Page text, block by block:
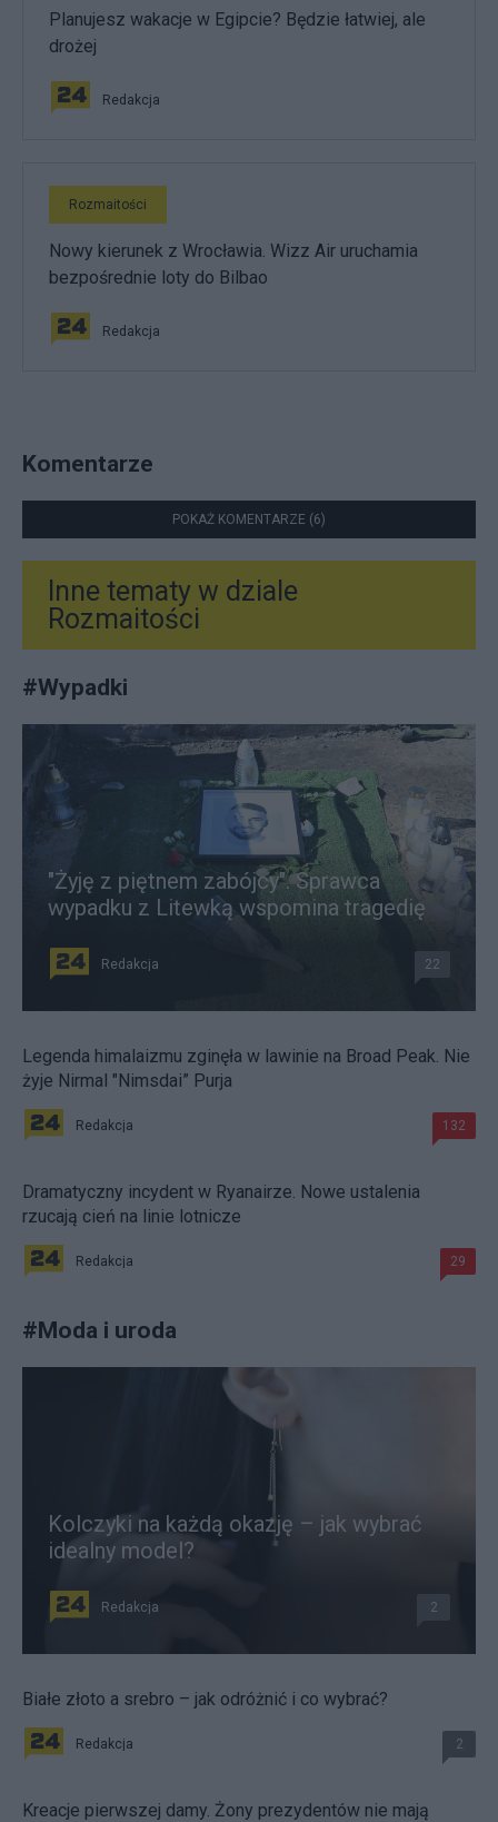
Planujesz wakacje w Egipcie? Będzie łatwiej, ale
drożej
Redakcja
Rozmaitości
Nowy kierunek z Wrocławia. Wizz Air uruchamia
bezpośrednie loty do Bilbao
Redakcja
Komentarze
POKAŻ KOMENTARZE (6)
Inne tematy w dziale
Rozmaitości
#Wypadki
"Żyję z piętnem zabójcy". Sprawca
wypadku z Litewką wspomina tragedię
Redakcja 22
Legenda himalaizmu zginęła w lawinie na Broad Peak. Nie
żyje Nirmal "Nimsdai” Purja
Redakcja 132
Dramatyczny incydent w Ryanairze. Nowe ustalenia
rzucają cień na linie lotnicze
Redakcja 29
#Moda i uroda
Kolczyki na każdą okazję – jak wybrać
idealny model?
Redakcja 2
Białe złoto a srebro – jak odróżnić i co wybrać?
Redakcja 2
Kreacje pierwszej damy. Żony prezydentów nie mają